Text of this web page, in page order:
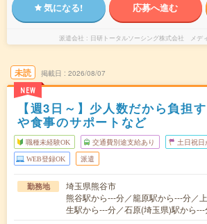
気になる! 応募へ進む
派遣会社 日研トータルソーシング株式会社 メデ
未読
NEW
掲載日 2026/08/07
【週3日～】少人数だから負担
や食事のサポートなど
職種未経験OK 交通費別途支給あり 土日祝日
WEB登録OK 派遣
勤務地
埼玉県熊谷市
熊谷駅から---分／籠原駅から---分／
生駅から---分／石原(埼玉県)駅から---